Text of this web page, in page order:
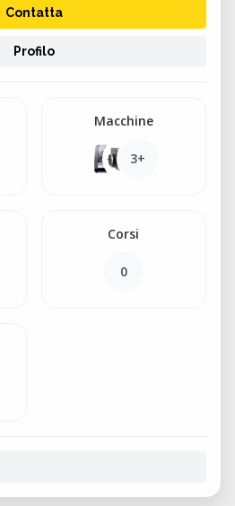
Contatta
Profilo
Macchine
3+
Corsi
0